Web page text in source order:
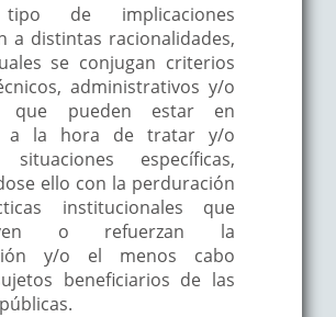
de implicaciones
a distintas racionalidades,
se conjugan criterios
administrativos y/o
que pueden estar en
a la hora de tratar y/o
situaciones específicas,
ello con la perduración
institucionales que
o refuerzan la
y/o el menos cabo
beneficiarios de las